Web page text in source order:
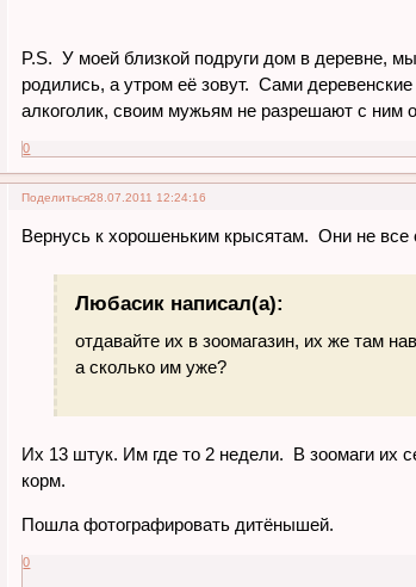
P.S. У моей близкой подруги дом в деревне,
родились, а утром её зовут. Сами
алкоголик, своим мужьям не разрешают с ним
0
Поделиться28.07.2011 12:24:16
Вернусь к хорошеньким крысятам. Они не
Любасик написал(а):
отдавайте их в зоомагазин, их же там
а сколько им уже?
Их 13 штук. Им где то 2 недели. В зоомаги их
корм.
Пошла фотографировать дитёнышей.
0